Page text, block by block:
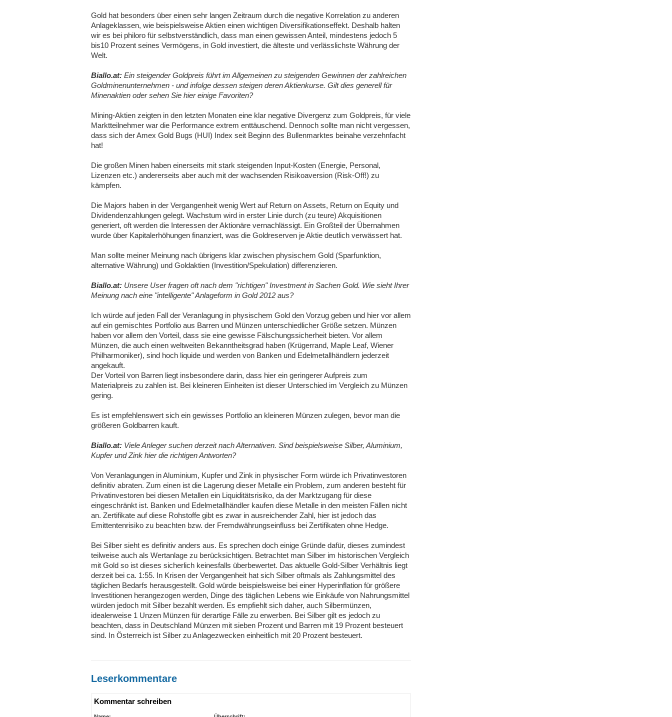
Gold hat besonders über einen sehr langen Zeitraum durch die negative Korrelation zu anderen
Anlageklassen, wie beispielsweise Aktien einen wichtigen Diversifikationseffekt. Deshalb halten
wir es bei philoro für selbstverständlich, dass man einen gewissen Anteil, mindestens jedoch 5
bis10 Prozent seines Vermögens, in Gold investiert, die älteste und verlässlichste Währung der
Welt.
Biallo.at: Ein steigender Goldpreis führt im Allgemeinen zu steigenden Gewinnen der zahlreichen
Goldminenunternehmen - und infolge dessen steigen deren Aktienkurse. Gilt dies generell für
Minenaktien oder sehen Sie hier einige Favoriten?
Mining-Aktien zeigten in den letzten Monaten eine klar negative Divergenz zum Goldpreis, für viele
Marktteilnehmer war die Performance extrem enttäuschend. Dennoch sollte man nicht vergessen,
dass sich der Amex Gold Bugs (HUI) Index seit Beginn des Bullenmarktes beinahe verzehnfacht
hat!
Die großen Minen haben einerseits mit stark steigenden Input-Kosten (Energie, Personal,
Lizenzen etc.) andererseits aber auch mit der wachsenden Risikoaversion (Risk-Off!) zu
kämpfen.
Die Majors haben in der Vergangenheit wenig Wert auf Return on Assets, Return on Equity und
Dividendenzahlungen gelegt. Wachstum wird in erster Linie durch (zu teure) Akquisitionen
generiert, oft werden die Interessen der Aktionäre vernachlässigt. Ein Großteil der Übernahmen
wurde über Kapitalerhöhungen finanziert, was die Goldreserven je Aktie deutlich verwässert hat.
Man sollte meiner Meinung nach übrigens klar zwischen physischem Gold (Sparfunktion,
alternative Währung) und Goldaktien (Investition/Spekulation) differenzieren.
Biallo.at: Unsere User fragen oft nach dem "richtigen" Investment in Sachen Gold. Wie sieht Ihrer
Meinung nach eine "intelligente" Anlageform in Gold 2012 aus?
Ich würde auf jeden Fall der Veranlagung in physischem Gold den Vorzug geben und hier vor allem
auf ein gemischtes Portfolio aus Barren und Münzen unterschiedlicher Größe setzen. Münzen
haben vor allem den Vorteil, dass sie eine gewisse Fälschungssicherheit bieten. Vor allem
Münzen, die auch einen weltweiten Bekanntheitsgrad haben (Krügerrand, Maple Leaf, Wiener
Philharmoniker), sind hoch liquide und werden von Banken und Edelmetallhändlern jederzeit
angekauft.
Der Vorteil von Barren liegt insbesondere darin, dass hier ein geringerer Aufpreis zum
Materialpreis zu zahlen ist. Bei kleineren Einheiten ist dieser Unterschied im Vergleich zu Münzen
gering.
Es ist empfehlenswert sich ein gewisses Portfolio an kleineren Münzen zulegen, bevor man die
größeren Goldbarren kauft.
Biallo.at: Viele Anleger suchen derzeit nach Alternativen. Sind beispielsweise Silber, Aluminium,
Kupfer und Zink hier die richtigen Antworten?
Von Veranlagungen in Aluminium, Kupfer und Zink in physischer Form würde ich Privatinvestoren
definitiv abraten. Zum einen ist die Lagerung dieser Metalle ein Problem, zum anderen besteht für
Privatinvestoren bei diesen Metallen ein Liquiditätsrisiko, da der Marktzugang für diese
eingeschränkt ist. Banken und Edelmetallhändler kaufen diese Metalle in den meisten Fällen nicht
an. Zertifikate auf diese Rohstoffe gibt es zwar in ausreichender Zahl, hier ist jedoch das
Emittentenrisiko zu beachten bzw. der Fremdwährungseinfluss bei Zertifikaten ohne Hedge.
Bei Silber sieht es definitiv anders aus. Es sprechen doch einige Gründe dafür, dieses zumindest
teilweise auch als Wertanlage zu berücksichtigen. Betrachtet man Silber im historischen Vergleich
mit Gold so ist dieses sicherlich keinesfalls überbewertet. Das aktuelle Gold-Silber Verhältnis liegt
derzeit bei ca. 1:55. In Krisen der Vergangenheit hat sich Silber oftmals als Zahlungsmittel des
täglichen Bedarfs herausgestellt. Gold würde beispielsweise bei einer Hyperinflation für größere
Investitionen herangezogen werden, Dinge des täglichen Lebens wie Einkäufe von Nahrungsmittel
würden jedoch mit Silber bezahlt werden. Es empfiehlt sich daher, auch Silbermünzen,
idealerweise 1 Unzen Münzen für derartige Fälle zu erwerben. Bei Silber gilt es jedoch zu
beachten, dass in Deutschland Münzen mit sieben Prozent und Barren mit 19 Prozent besteuert
sind. In Österreich ist Silber zu Anlagezwecken einheitlich mit 20 Prozent besteuert.
Leserkommentare
Kommentar schreiben